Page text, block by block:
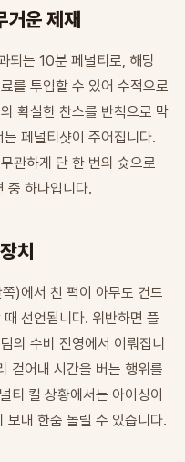
운 제재
되는 10분 페널티로, 해당
를 투입할 수 있어 수적으로
확실한 찬스를 반칙으로 막
페널티샷이 주어집니다.
관하게 단 한 번의 슛으로
중 하나입니다.
치
)에서 친 퍽이 아무도 건드
선언됩니다. 위반하면 플
의 수비 진영에서 이뤄집니
걷어내 시간을 버는 행위를
티 킬 상황에서는 아이싱이
보내 한숨 돌릴 수 있습니다.